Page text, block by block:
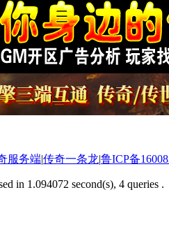
服务端|传奇一条龙|鲁ICP备
in 1.094072 second(s), 4 queries .